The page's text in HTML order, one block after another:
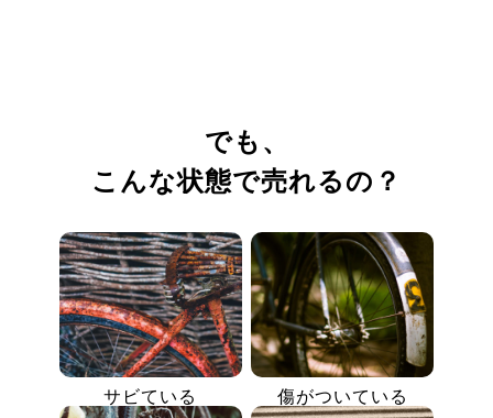
でも、
こんな状態で売れるの？
サビている 傷がついている